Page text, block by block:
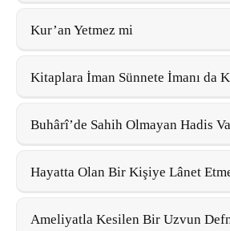
Kur’an Yetmez mi
Kitaplara İman Sünnete İmanı da
Buhârî’de Sahih Olmayan Hadis
Hayatta Olan Bir Kişiye Lânet
Ameliyatla Kesilen Bir Uzvun